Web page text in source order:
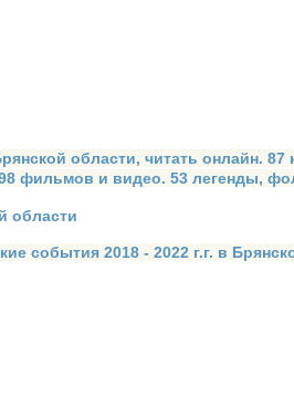
области, читать онлайн.
фильмов и видео. 53 легенды,
области
события 2018 - 2022 г.г. в